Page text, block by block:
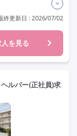
パー2級)
残業ほぼなし
休日110日以上
定年65歳以上
終更新日 : 2026/07/02
を見る
ルパー(正社員)求